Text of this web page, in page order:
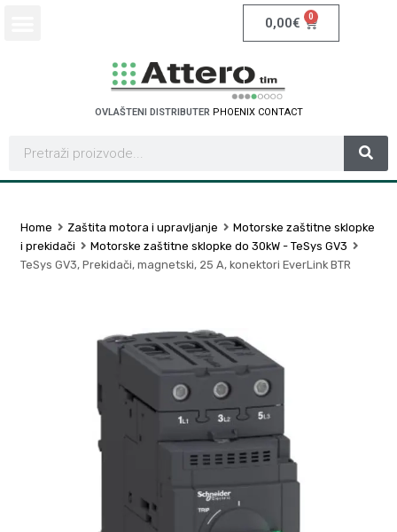
0,00€ 0
OVLAŠTENI DISTRIBUTER PHOENIX CONTACT
Home Zaštita motora i upravljanje
Motorske zaštitne sklopke
i prekidači
Motorske zaštitne sklopke do 30kW - TeSys GV3
TeSys GV3, Prekidači, magnetski, 25 A, konektori EverLink BTR